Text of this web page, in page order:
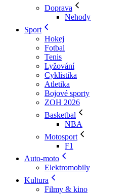
Doprava
Nehody
Sport
Hokej
Fotbal
Tenis
Lyžování
Cyklistika
Atletika
Bojové sporty
ZOH 2026
Basketbal
NBA
Motosport
F1
Auto-moto
Elektromobily
Kultura
Filmy & kino